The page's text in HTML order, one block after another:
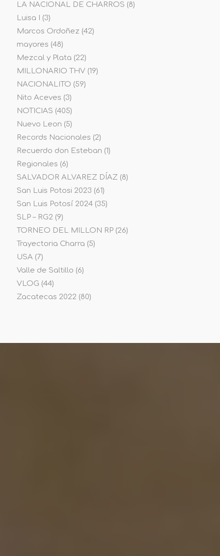
LA NACIONAL DE CHARROS (8)
Luisa I
(3)
Marcos Ordoñez (42)
mayores (48)
Mezcal y Plata (22)
MILLONARIO THV(19)
NACIONALITO (59)
Nito Aceves (3)
NOTICIAS (405)
Nuevo Leon (5)
Records Nacionales (2)
Recuerdo don Esteban (1)
Regionales (6)
SALVADOR ALVAREZ DÍAZ (8)
San Luis Potosi 2023 (61)
San Luis Potosí 2024(35)
SLP – RG2 (9)
TORNEO DEL MILLON RP(26)
Trayectoria Charra (5)
USA(7)
Valle de Saltillo (6)
VLOG (44)
Zacatecas 2022 (80)